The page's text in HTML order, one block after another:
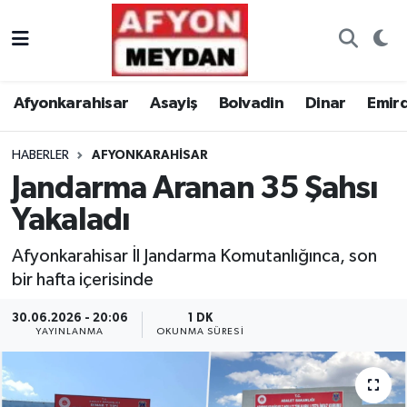
Afyonkarahisar Asayiş Bolvadin Dinar
HABERLER AFYONKARAHISAR
Jandarma Aranan 35 Şahsı
Yakaladı
Afyonkarahisar İl Jandarma Komutanlığınca, son
bir hafta içerisinde
30.06.2026 - 20:06
YAYINLANMA
1 DK
OKUNMA SÜRESI
Nöbetçi Eczaneler
Trafik Durumu
Süper Lig Puan Durumu ve Fikstür
Tüm Manşetler